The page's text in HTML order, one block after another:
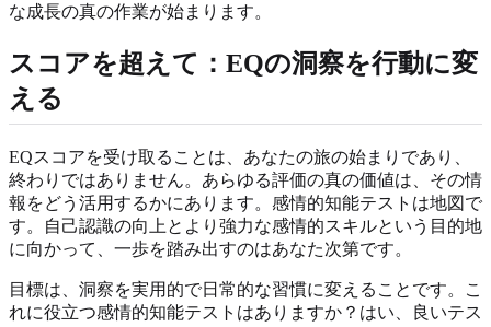
な成長の真の作業が始まります。
スコアを超えて：EQの洞察を行動に変
える
EQスコアを受け取ることは、あなたの旅の始まりであり、
終わりではありません。あらゆる評価の真の価値は、その情
報をどう活用するかにあります。感情的知能テストは地図で
す。自己認識の向上とより強力な感情的スキルという目的地
に向かって、一歩を踏み出すのはあなた次第です。
目標は、洞察を実用的で日常的な習慣に変えることです。こ
れに役立つ感情的知能テストはありますか？はい、良いテス